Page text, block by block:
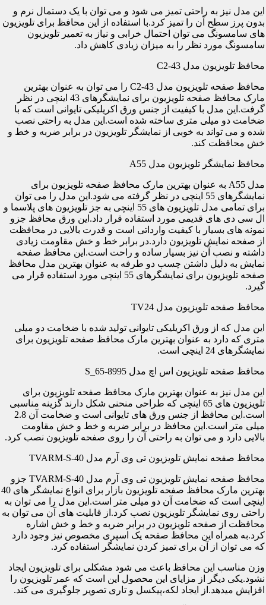
این مدل نیز به راحتی تمیز می شود و می توان با یک دستمال نرم و
بدون پرز سطح آن را تمیز کرد.با استفاده از این محافظ برای تلویزیون
های سامسونگ می توان احتمال خرابی و نیاز به تعمیر تلویزیون
سامسونگ مورد نظر را به میزان زیادی کاهش داد.
محافظ تلویزیون مدل C2-43
محافظ صفحه تلویزیون مدل C2-43 را می توان به عنوان بهترین
مارک محافظ صفحه تلویزیون برای نمایشگرهای 43 اینچی در نظر
گرفت.این مدل با کیفیت از جنس ورق اکریلیکی تایوانی است که با
ضخامت دو میلی متری ساخته شده است.این مدل به راحتی نصب
شده و می تواند به خوبی از نمایشگر تلویزیون در برابر ضربه و خط و
خش محافظت کند.
محافظ نمایشگر تلویزیون مدل A55
مدل A55 به عنوان بهترین مارک محافظ صفحه تلویزیون برای
نمایشگرهای 55 اینچی در نظر گرفته می شود.این مدل را می توان
برای تمامی مدل تلویزیون های 55 اینچی به جز تلویزیون های پلاسما و
ال سی دی های قدیمی مورد استفاده قرار داد.این ورق محافظ جزو
نمونه های بسیار با کیفیت وارداتی است و قدرت بالایی در محافظت
از صفحه نمایش تلویزیون دارد.در برابر خط و خش مقاومت زیادی
داشته و نصب آن نیز بسیار ساده و راحت است.این محافظ صفحه
نمایش به دلیل داشتن چسب دو طرفه به عنوان بهترین مدل محافظ
صفحه تلویزیون برای نمایشگرهای 55 اینچی مورد استفاده قرار می
گیرد.
محافظ صفحه تلویزیون مدل TV24
این مدل که از ورق اکریلیکی تایوانی تولید شده با ضخامت دو میلی
متری که دارد به عنوان بهترین مارک محافظ صفحه تلویزیون برای
نمایشگرهای 24 اینچی است.
محافظ صفحه تلویزیون اس اچ مدل S_65-8995
این مدل نیز به عنوان بهترین مارک محافظ صفحه تلویزیون برای
تلویزیون های 65 اینچی که طراحی منحنی شکل دارند گزینه مناسبی
است.این محافظ از جنس ورق های تایوانی است و ضخامت آن 2.8
میلی متر است.این محافظ در برابر ضربه و خط و خش مقاومت
بالایی دارد و می توان به راحتی آن را روی صفحه تلویزیون نصب کرد.
محافظ صفحه نمایش تلویزیون تی وی آرم مدل TVARM-S-40
محافظ صفحه نمایش تلویزیون تی وی آرم مدل TVARM-S-40 جزو
بهترین مارک محافظ صفحه تلویزیون بازار برای انواع نمایشگر های 40
اینچی است که ضخامت آن دو میلی متر است.این مدل را می توان به
راحتی روی نمایشگر تلویزیون نصب کرد.از قابلیت های آن می توان به
محافظت از صفحه تلویزیون در برابر ضربه و خط و خش اشاره
کرد.به همراه این محافظ صفحه یک اسپری مخصوص نیز وجود دارد
که می توان از آن برای تمیز کردن نمایشگر استفاده کرد.
وزن مناسب این محافظ باعث می شود مشکلی برای تلویزیون ایجاد
نشود.یکی دیگر از مزایای این محصول این است که عمر تلویزیون را
افزایش میدهد.از ایجاد لکه،پیکسل و تاری تصویر جلوگیری می کند.